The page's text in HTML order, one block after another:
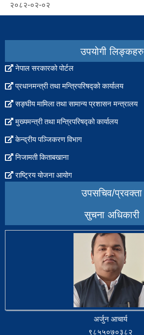
२०८२-०२-०२
set
उपयोगी लिङ्कहरु
नेपाल सरकारको पोर्टल
प्रधानमन्त्री तथा मन्त्रिपरिषद्को कार्यालय
सङ्घीय मामिला तथा सामान्य प्रशासन मन्त्रालय
मुख्यमन्त्री तथा मन्त्रिपरिषद्को कार्यालय
केन्द्रीय पञ्जिकरण विभाग
निजामती किताबखाना
राष्ट्रिय योजना आयोग
उपसचिव/प्रवक्ता
सुचना अधिकारी
अर्जुन आचार्य
९८५५०७०३८२